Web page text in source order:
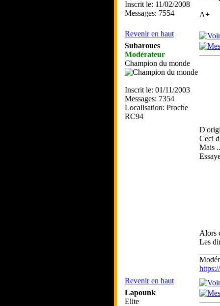
Inscrit le: 11/02/2008
Messages: 7554
A+
Revenir en haut
Subaroues
Modérateur
Champion du monde
Inscrit le: 01/11/2003
Messages: 7354
Localisation: Proche
RC94
Ceci
Mais
Alors
Les
Revenir en haut
Lapounk
Elite